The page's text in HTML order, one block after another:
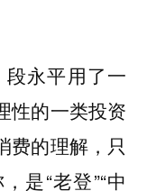
段永平用了一
性的一类投资
费的理解，只
是“老登”“中